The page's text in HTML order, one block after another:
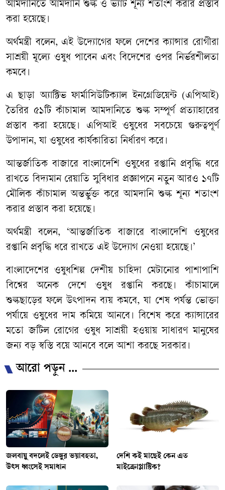
আমদানিতে আমদানি শুল্ক ও ভ্যাট শূন্য শতাংশ করার প্রস্তাব
করা হয়েছে।
অর্থমন্ত্রী বলেন, এই উদ্যোগের ফলে দেশের ক্যান্সার রোগীরা
সাশ্রয়ী মূল্যে ওষুধ পাবেন এবং বিদেশের ওপর নির্ভরশীলতা
কমবে।
এ ছাড়া অ্যাক্টিভ ফার্মাসিউটিক্যাল ইনগ্রেডিয়েন্ট (এপিআই)
তৈরির ৫১টি কাঁচামাল আমদানিতে শুল্ক সম্পূর্ণ প্রত্যাহারের
প্রস্তাব করা হয়েছে। এপিআই ওষুধের সবচেয়ে গুরুত্বপূর্ণ
উপাদান, যা ওষুধের কার্যকারিতা নির্ধারণ করে।
আন্তর্জাতিক বাজারে বাংলাদেশি ওষুধের রপ্তানি প্রবৃদ্ধি ধরে
রাখতে বিদ্যমান রেয়াতি সুবিধার প্রজ্ঞাপনে নতুন আরও ১৭টি
মৌলিক কাঁচামাল অন্তর্ভুক্ত করে আমদানি শুল্ক শূন্য শতাংশ
করার প্রস্তাব করা হয়েছে।
অর্থমন্ত্রী বলেন, ‘আন্তর্জাতিক বাজারে বাংলাদেশি ওষুধের
রপ্তানি প্রবৃদ্ধি ধরে রাখতে এই উদ্যোগ নেওয়া হয়েছে।’
বাংলাদেশের ওষুধশিল্প দেশীয় চাহিদা মেটানোর পাশাপাশি
বিশ্বের অনেক দেশে ওষুধ রপ্তানি করছে। কাঁচামালে
শুল্কছাড়ের ফলে উৎপাদন ব্যয় কমবে, যা শেষ পর্যন্ত ভোক্তা
পর্যায়ে ওষুধের দাম কমিয়ে আনবে। বিশেষ করে ক্যান্সারের
মতো জটিল রোগের ওষুধ সাশ্রয়ী হওয়ায় সাধারণ মানুষের
জন্য বড় স্বস্তি বয়ে আনবে বলে আশা করছে সরকার।
আরো পড়ুন ...
জলবায়ু বদলেই ডেঙ্গুর ভয়াবহতা,
উৎস ধ্বংসেই সমাধান
দেশি কই মাছেই কেন এত
মাইক্রোপ্লাস্টিক?